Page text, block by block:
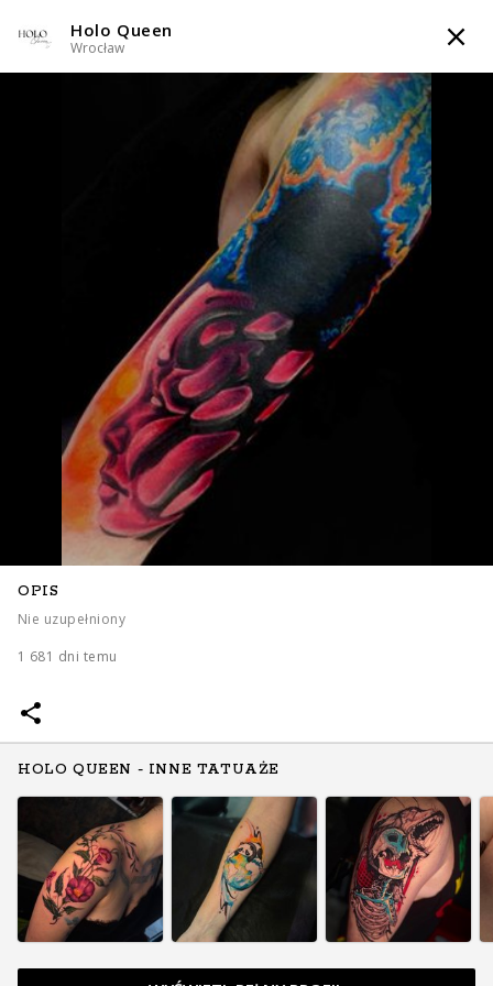
TATTOOARTIST
Holo Queen
Wrocław
Dotwork / Graficzny / Sketch / Line work / Fineline /
Outline / Newschool / Graffiti / Cartoon / Surrealizm / Horror /
Watercolor
WIADOMOŚĆ
WZORY SKLEP
Holo Queen
Wrocław
OPIS
Nie uzupełniony
1 681 dni temu
HOLO QUEEN - INNE TATUAŻE